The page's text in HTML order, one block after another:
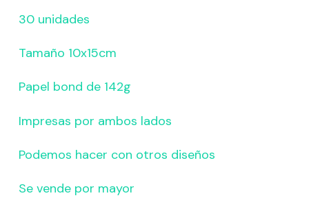
30 unidades
Tamaño 10x15cm
Papel bond de 142g
Impresas por ambos lados
Podemos hacer con otros diseños
Se vende por mayor